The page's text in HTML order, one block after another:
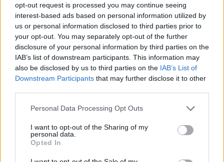
opt-out request is processed you may continue seeing
interest-based ads based on personal information utilized by
us or personal information disclosed to third parties prior to
your opt-out. You may separately opt-out of the further
disclosure of your personal information by third parties on the
IAB’s list of downstream participants. This information may
also be disclosed by us to third parties on the IAB’s List of
Downstream Participants that may further disclose it to other
Personal Data Processing Opt Outs
I want to opt-out of the Sharing of my
personal data.
Opted In